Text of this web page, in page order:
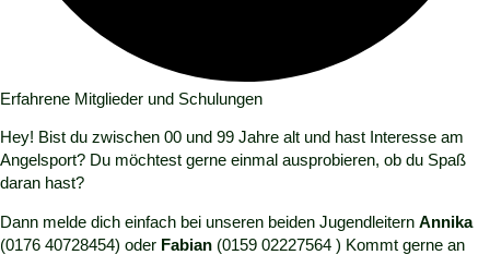
Erfahrene Mitglieder und Schulungen
Hey! Bist du zwischen 00 und 99 Jahre alt und hast Interesse am
Angelsport? Du möchtest gerne einmal ausprobieren, ob du Spaß
daran hast?
Dann melde dich einfach bei unseren beiden Jugendleitern Annika
(0176 40728454) oder Fabian (0159 02227564 ) Kommt gerne an